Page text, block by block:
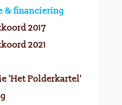
& financiering
2017
2021
'Het Polderkartel'